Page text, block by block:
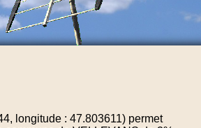
longitude : 47.803611) permet